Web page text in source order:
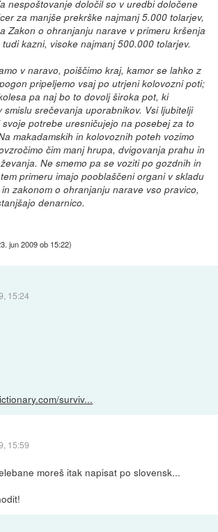
nespoštovanje določil so v uredbi določene
za manjše prekrške najmanj 5.000 tolarjev,
Zakon o ohranjanju narave v primeru kršenja
kazni, visoke najmanj 500.000 tolarjev.
v naravo, poiščimo kraj, kamor se lahko z
pripeljemo vsaj po utrjeni kolovozni poti;
pa naj bo to dovolj široka pot, ki
smislu srečevanja uporabnikov. Vsi ljubitelji
potrebe uresničujejo na posebej za to
makadamskih in kolovoznih poteh vozimo
čim manj hrupa, dvigovanja prahu in
Ne smemo pa se voziti po gozdnih in
primeru imajo pooblaščeni organi v skladu
zakonom o ohranjanju narave vso pravico,
denarnico.
jun 2009 ob 15:22)
15:24
surviv...
15:59
moreš itak napisat po slovensk...